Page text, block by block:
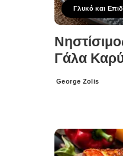
Γλυκό και
Γάλα
Posted
George Zolis